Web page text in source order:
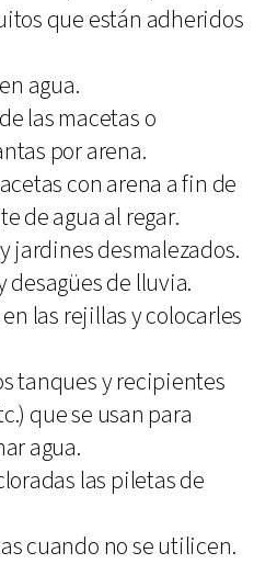
que están adheridos
agua.
las macetas o
por arena.
con arena a fin de
de agua al regar.
jardines desmalezados.
desagües de lluvia.
las rejillas y colocarles
tanques y recipientes
que se usan para
agua.
las piletas de
cuando no se utilicen.